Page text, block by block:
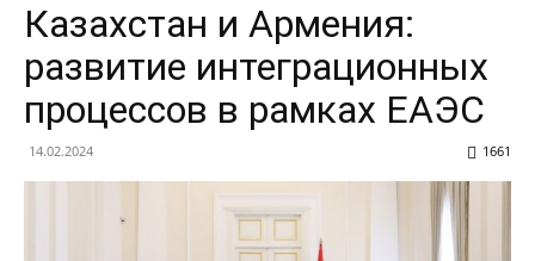
Казахстан и Армения:
развитие интеграционных
процессов в рамках ЕАЭС
14.02.2024 1661